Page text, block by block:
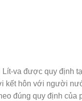
va được quy định
hôn với người
đúng quy định